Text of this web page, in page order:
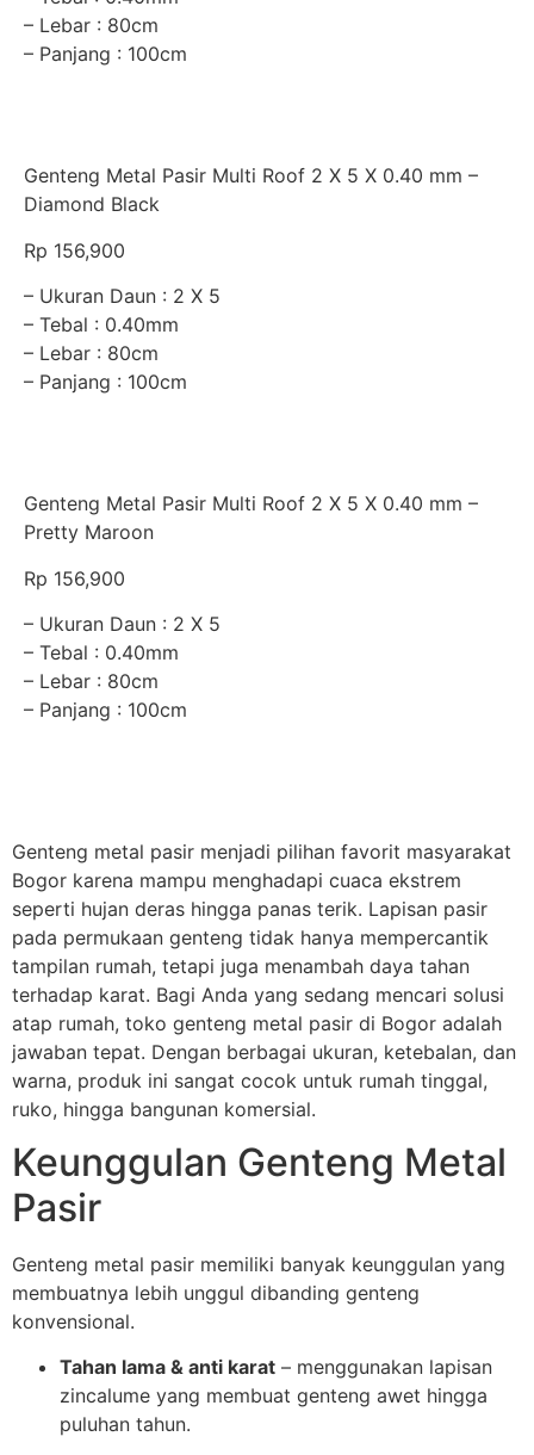
– Lebar : 80cm
– Panjang : 100cm
Genteng Metal Pasir Multi Roof 2 X 5 X 0.40 mm –
Diamond Black
Rp 156,900
– Ukuran Daun : 2 X 5
– Tebal : 0.40mm
– Lebar : 80cm
– Panjang : 100cm
Genteng Metal Pasir Multi Roof 2 X 5 X 0.40 mm –
Pretty Maroon
Rp 156,900
– Ukuran Daun : 2 X 5
– Tebal : 0.40mm
– Lebar : 80cm
– Panjang : 100cm
Genteng metal pasir menjadi pilihan favorit masyarakat
Bogor karena mampu menghadapi cuaca ekstrem
seperti hujan deras hingga panas terik. Lapisan pasir
pada permukaan genteng tidak hanya mempercantik
tampilan rumah, tetapi juga menambah daya tahan
terhadap karat. Bagi Anda yang sedang mencari solusi
atap rumah, toko genteng metal pasir di Bogor adalah
jawaban tepat. Dengan berbagai ukuran, ketebalan, dan
warna, produk ini sangat cocok untuk rumah tinggal,
ruko, hingga bangunan komersial.
Keunggulan Genteng Metal
Pasir
Genteng metal pasir memiliki banyak keunggulan yang
membuatnya lebih unggul dibanding genteng
konvensional.
Tahan lama & anti karat – menggunakan lapisan
zincalume yang membuat genteng awet hingga
puluhan tahun.